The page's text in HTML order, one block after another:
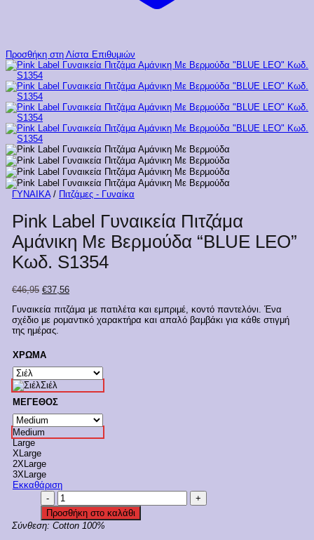
Προσθήκη στη Λίστα Επιθυμιών
ΓΥΝΑΙΚΑ / Πιτζάμες - Γυναίκα
Pink Label Γυναικεία Πιτζάμα
Αμάνικη Με Βερμούδα “BLUE LEO”
Κωδ. S1354
€46,95 Original
was:
€46,95.
€37,56Η
τιμή
είναι:
Γυναικεία πιτζάμα με πατιλέτα και εμπριμέ, κοντό παντελόνι. Ένα
σχέδιο με ρομαντικό χαρακτήρα και απαλό βαμβάκι για κάθε στιγμή
της ημέρας.
ΧΡΩΜΑ
Σιέλ
ΜΕΓΕΘΟΣ
Medium
Large
XLarge
2XLarge
3XLarge
Εκκαθάριση
Pink
Label
Γυναικεία
Πιτζάμα
Προσθήκη στο καλάθι
Σύνθεση: Cotton 100%